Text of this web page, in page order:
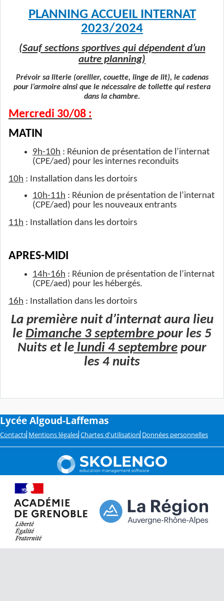
PLANNING ACCUEIL INTERNAT
2023/2024
(Sauf sections sportives qui dépendent d’un
autre planning)
Prévoir sa literie (oreiller, couette, linge de lit), le cadenas
pour l’armoire ainsi que le nécessaire de toilette qui restera
dans la chambre.
Mercredi 30/08 :
MATIN
9h-10h : Réunion de présentation de l’internat
(CPE/aed) pour les internes reconduits
10h : Installation dans les dortoirs
10h-11h : Réunion de présentation de l’internat
(CPE/aed) pour les nouveaux entrants
11h : Installation dans les dortoirs
APRES-MIDI
14h-16h : Réunion de présentation de l’internat
(CPE/aed) pour les hébergés.
16h : Installation dans les dortoirs
La première nuit d’internat aura lieu
le Dimanche 3 septembre pour les 5
Nuits et le lundi 4 septembre pour
les 4 nuits
Lycée Algoud-Laffemas
Contacts Mentions légales Chartes d'utilisation Données personnelles